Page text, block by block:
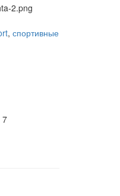
, спортивные
7